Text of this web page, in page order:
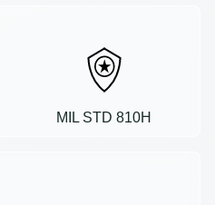
MIL STD 810H